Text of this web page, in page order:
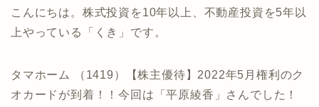
こんにちは。株式投資を10年以上、不動産投資を5年以
上やっている「くき」です。
タマホーム （1419）【株主優待】2022年5月権利のク
オカードが到着！！今回は「平原綾香」さんでした！